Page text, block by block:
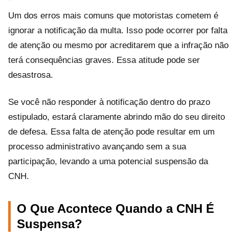
Um dos erros mais comuns que motoristas cometem é
ignorar a notificação da multa. Isso pode ocorrer por falta
de atenção ou mesmo por acreditarem que a infração não
terá consequências graves. Essa atitude pode ser
desastrosa.
Se você não responder à notificação dentro do prazo
estipulado, estará claramente abrindo mão do seu direito
de defesa. Essa falta de atenção pode resultar em um
processo administrativo avançando sem a sua
participação, levando a uma potencial suspensão da
CNH.
O Que Acontece Quando a CNH É
Suspensa?